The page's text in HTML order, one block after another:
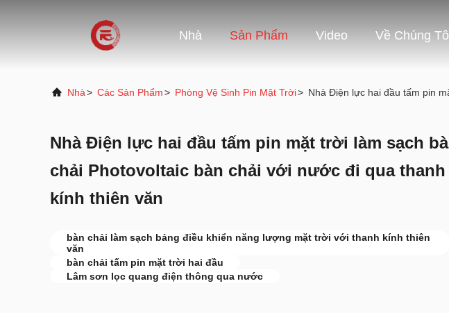
Nhà Sản Phẩm Video Về Chúng
Nhà> Các Sản Phẩm> Phòng Vệ Sinh Pin Mặt Trời> Nhà Điện lực hai đầu tấm pin
Nhà Điện lực hai đầu tấm pin mặt trời làm sạch
chải Photovoltaic bàn chải với nước đi qua thanh
kính thiên văn
bàn chải làm sạch bảng điều khiển năng lượng mặt trời với thanh kính thiên
văn
bàn chải tấm pin mặt trời hai đầu
Lâm sơn lọc quang điện thông qua nước